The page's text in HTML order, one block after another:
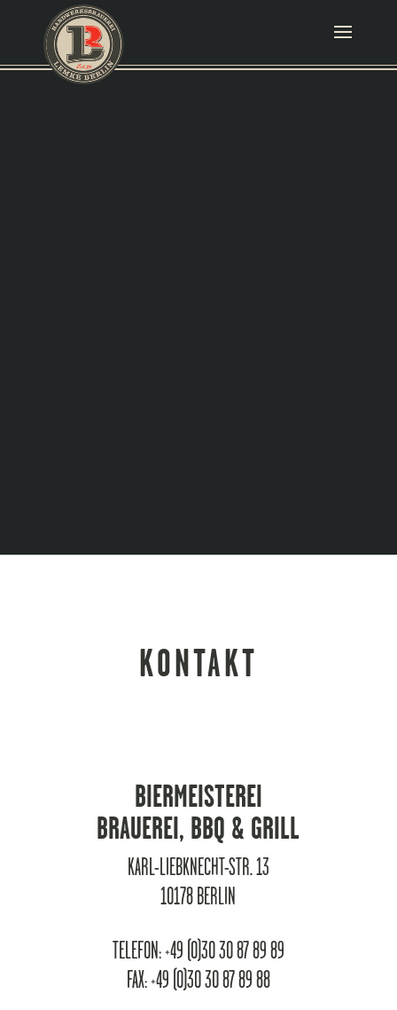
KONTAKT
BIERMEISTEREI
BRAUEREI, BBQ & GRILL
KARL-LIEBKNECHT-STR. 13
10178 BERLIN
TELEFON: +49 (0)30 30 87 89 89
FAX: +49 (0)30 30 87 89 88